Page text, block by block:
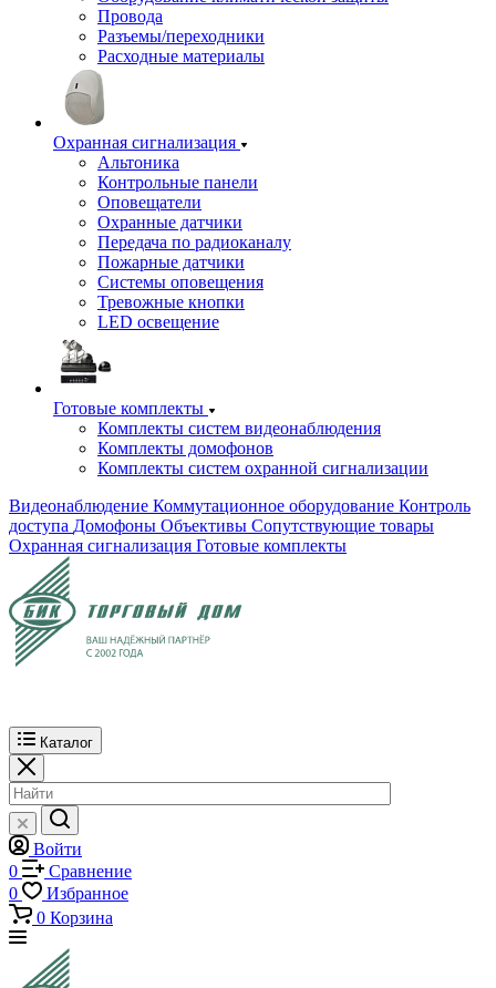
Провода
Разъемы/переходники
Расходные материалы
Охранная сигнализация
Альтоника
Контрольные панели
Оповещатели
Охранные датчики
Передача по радиоканалу
Пожарные датчики
Системы оповещения
Тревожные кнопки
LED освещение
Готовые комплекты
Комплекты систем видеонаблюдения
Комплекты домофонов
Комплекты систем охранной сигнализации
Видеонаблюдение Коммутационное оборудование Контроль
доступа Домофоны Объективы Сопутствующие товары
Охранная сигнализация Готовые комплекты
Каталог
Войти
0
Сравнение
0
Избранное
0 Корзина